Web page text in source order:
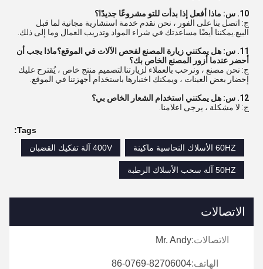
10. س: ماذا أفعل إذا بدأت للتو مشروعًا جديدًا؟
ج: اتصل بنا على الفور ، نحن نقدم خدمة استشارية مجانية لما قبل
البيع.يمكننا أيضًا مساعدتك في شراء المواد وتدريب العمال وما إلى ذلك.
11. س: هل يمكنني زيارة المصنع لفحص الآلات في الموقع؟ماذا يجب أن
أحضر عندما أزور المصنع الخاص بك؟
ج: نحن مصنع ، ونرحب بالعملاء لزيارتنا.لتصميم منتج خاص ، يُقترح عليك
إحضار بعض العينات ، ويمكنك اختبارها باستخدام أجهزتنا في الموقع.
12. س: هل يمكنني استخدام الشعار الخاص بي؟
ج: لا مشكلة ، يرجى اعلامنا.
Tags:
60HZ الأسلاك النحاسية ماكينة
400V آلة تفكيك القضبان
50HZ آلة سحب الأسلاك الرطبة
الاتصالات
الاتصالات:Mr. Andy
الهاتف:86-0769-82706004